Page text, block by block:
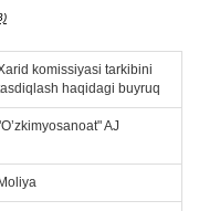
komissiyasi tarkibini
haqidagi buyruq
AJ
Moliya